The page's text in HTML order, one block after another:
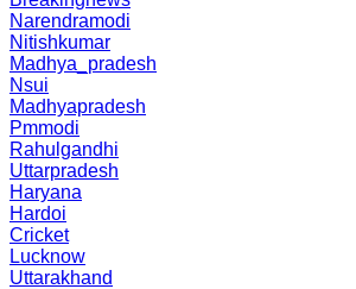
Narendramodi
Nitishkumar
Madhya_pradesh
Nsui
Madhyapradesh
Pmmodi
Rahulgandhi
Uttarpradesh
Haryana
Hardoi
Cricket
Lucknow
Uttarakhand